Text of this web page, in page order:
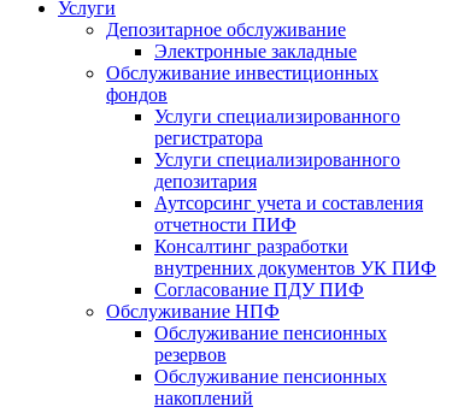
Услуги
Депозитарное обслуживание
Электронные закладные
Обслуживание инвестиционных
фондов
Услуги специализированного
регистратора
Услуги специализированного
депозитария
Аутсорсинг учета и составления
отчетности ПИФ
Консалтинг разработки
внутренних документов УК ПИФ
Согласование ПДУ ПИФ
Обслуживание НПФ
Обслуживание пенсионных
резервов
Обслуживание пенсионных
накоплений